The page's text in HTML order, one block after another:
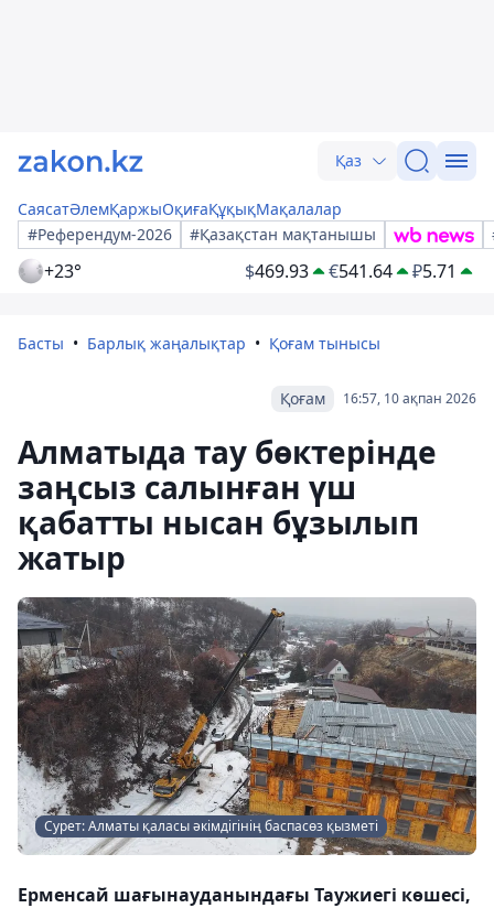
Қаз
СаясатӘлемҚаржыОқиғаҚұқықМақалалар
#Референдум-2026
#Қазақстан мақтанышы
+23° $469.93 €541.64 ₽5.71
Басты Барлық жаңалықтар Қоғам тынысы
16:57, 10 ақпан 2026
Қоғам
Алматыда тау бөктерінде
заңсыз салынған үш
қабатты нысан бұзылып
жатыр
Сурет: Алматы қаласы әкімдігінің баспасөз қызметі
Ерменсай шағынауданындағы Таужиегі көшесі,